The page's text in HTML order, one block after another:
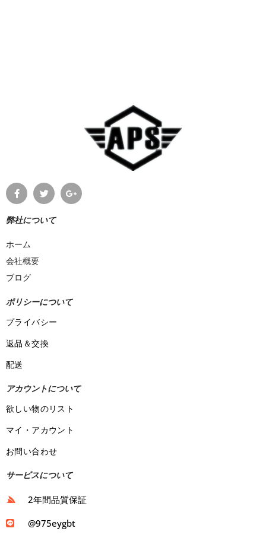
弊社について
ホーム
会社概要
ブログ
ポリシーについて
プライバシー
返品＆交換
配送
アカウントについて
欲しい物のリスト
マイ・アカウント
お問い合わせ
サービスについて
2年間品質保証
@975eygbt